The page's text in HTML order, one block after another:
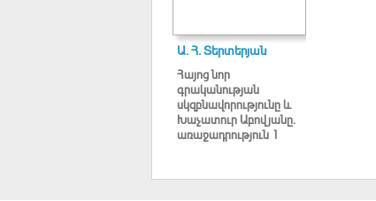
Ա. Հ. Տերտերյան
Հայոց նոր
գրականության
սկզբնավորությունը և
Խաչատուր Աբովյանը.
առաջադրություն 1